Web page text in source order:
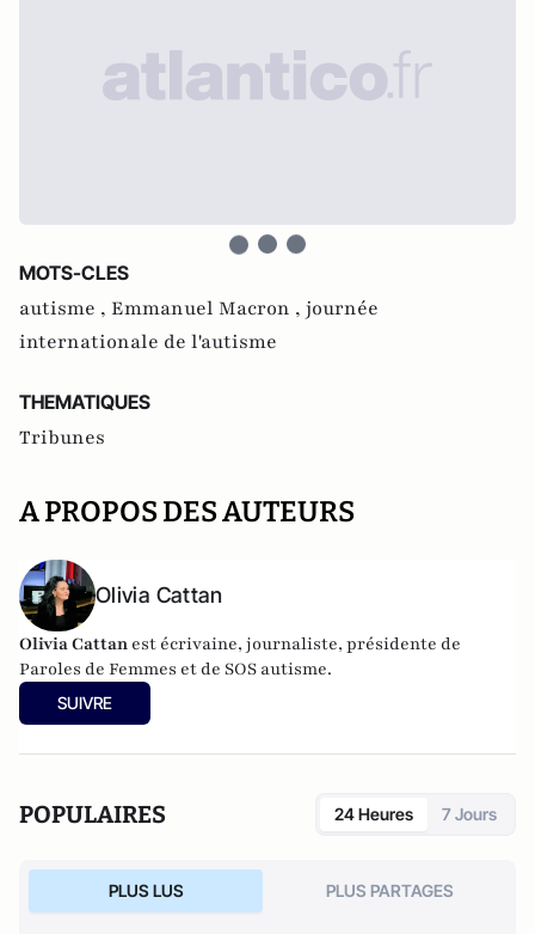
MOTS-CLES
autisme , Emmanuel Macron , journée
internationale de l'autisme
THEMATIQUES
Tribunes
A PROPOS DES AUTEURS
Olivia Cattan
OliviaCattan est écrivaine, journaliste, présidente de
Paroles de Femmes et de SOS autisme.
SUIVRE
POPULAIRES 24 Heures 7 Jours
PLUS LUS PLUS PARTAGES